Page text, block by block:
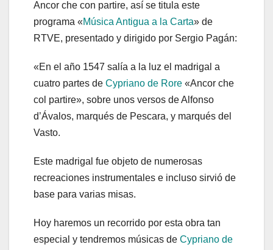
Ancor che con partire, así se titula este
programa «Música Antigua a la Carta» de
RTVE, presentado y dirigido por Sergio Pagán:
«En el año 1547 salía a la luz el madrigal a
cuatro partes de Cypriano de Rore «Ancor che
col partire», sobre unos versos de Alfonso
d’Ávalos, marqués de Pescara, y marqués del
Vasto.
Este madrigal fue objeto de numerosas
recreaciones instrumentales e incluso sirvió de
base para varias misas.
Hoy haremos un recorrido por esta obra tan
especial y tendremos músicas de Cypriano de